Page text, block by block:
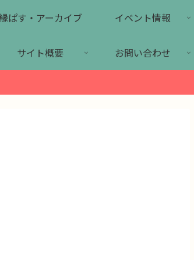
ぱす・アーカイブ イベント情報
サイト概要 お問い合わせ